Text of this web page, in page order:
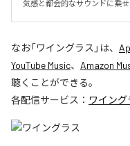
気感と都会的なサウンドに乗
なお「ワイングラス 」は、
YouTube Music、 Amazon
聴くことができる。
各配信サービス： ワイング